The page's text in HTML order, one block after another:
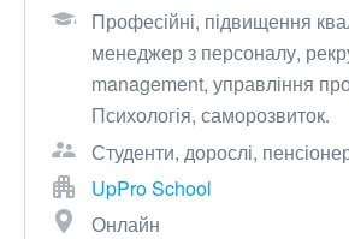
Професійні, підвищення
менеджер з персоналу,
management, управління
Психологія, саморозвиток.
Студенти, дорослі,
UpPro School
Онлайн